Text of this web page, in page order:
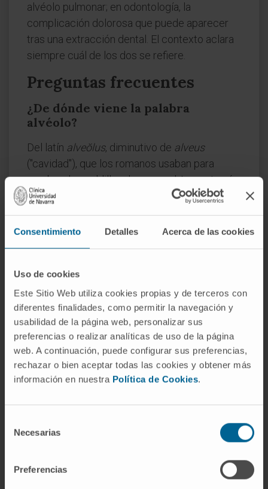
Consentimiento Detalles Acerca de las cookies
Uso de cookies
Este Sitio Web utiliza cookies propias y de terceros con
diferentes finalidades, como permitir la navegación y
usabilidad de la página web, personalizar sus
preferencias o realizar analíticas de uso de la página
web. A continuación, puede configurar sus preferencias,
rechazar o bien aceptar todas las cookies y obtener más
información en nuestra Política de Cookies.
Necesarias
Preferencias
alvéolo pulmonar; en odontología, la
complicación dolorosa que puede aparecer
tras una extracción dental. El contexto aclara
siempre cuál de los dos se refiere.
Preguntas frecuentes
¿De dónde viene la palabra
alvéolo?
Del latín alveŏlus, diminutivo de alveus
("cavidad"), que los romanos usaban para
nombrar las celdillas de un panal. La anatomía
adoptó el término por analogía: los alvéolos
la disposición de las celdas de cera.
¿Cuántos alvéolos tiene un pulmón
humano?
Las estimaciones más aceptadas sitúan la
cifra entre 300 y 500 millones en ambos
pulmones. La variabilidad depende del tamaño
corporal y del método de recuento; un trabajo
publicado en 2004 por Ochs y colaboradores,
basado en estereología, cifró la media en unos
alveolar?
alvéolos que se abren a un espacio común al